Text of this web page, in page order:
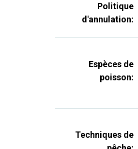
Politique
d'annulation:
Espèces de
poisson:
Techniques de